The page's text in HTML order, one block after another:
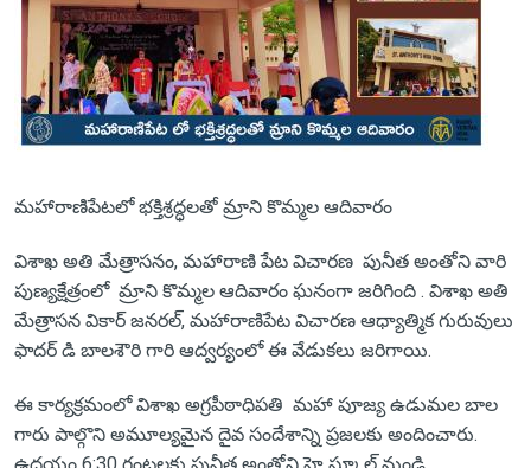
మహారాణిపేటలో భక్తిశ్రద్ధలతో మ్రాని కొమ్మల ఆదివారం
విశాఖ అతి మేత్రాసనం, మహారాణి పేట విచారణ పునీత అంతోని వారి
పుణ్యక్షేత్రంలో మ్రాని కొమ్మల ఆదివారం ఘనంగా జరిగింది . విశాఖ అతి
మేత్రాసన వికార్ జనరల్, మహారాణిపేట విచారణ ఆధ్యాత్మిక గురువులు
ఫాదర్ డి బాలశౌరి గారి ఆద్వర్యంలో ఈ వేడుకలు జరిగాయి.
ఈ కార్యక్రమంలో విశాఖ అగ్రపీఠాధిపతి మహా పూజ్య ఉడుమల బాల
గారు పాల్గొని అమూల్యమైన దైవ సందేశాన్ని ప్రజలకు అందించారు.